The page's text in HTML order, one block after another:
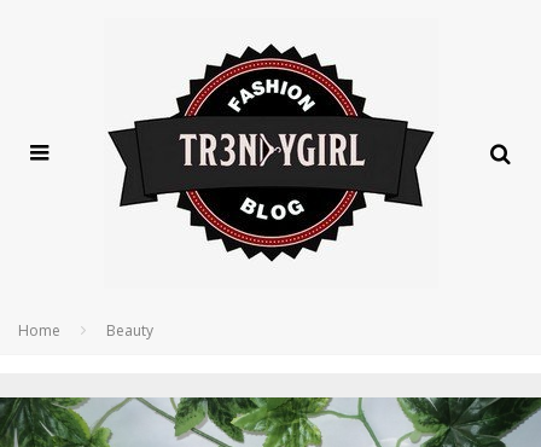
Home Beauty